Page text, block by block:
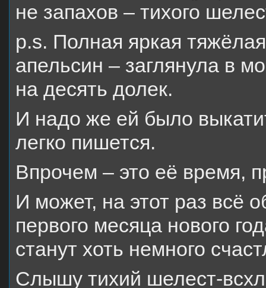
не запахов – тихого
p.s. Полная яркая
апельсин – заглянула в
на десять долек.
И надо же ей было
легко пишется.
Впрочем – это её время,
И может, на этот раз всё
первого месяца нового
станут хоть немного
Слышу тихий шелест-